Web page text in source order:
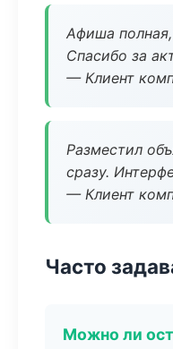
Афиша
Спасибо за
— Клиент
Разместил
сразу.
— Клиент
Часто
Можно ли